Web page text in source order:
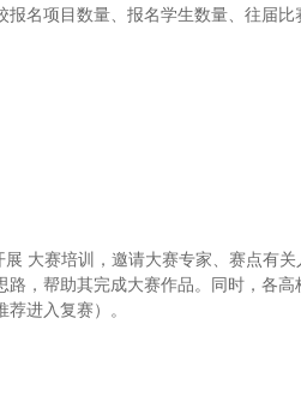
名项目数量、报名学生数量、往届比
大赛培训，邀请大赛专家、赛点有
，帮助其完成大赛作品。同时，各
进入复赛）。